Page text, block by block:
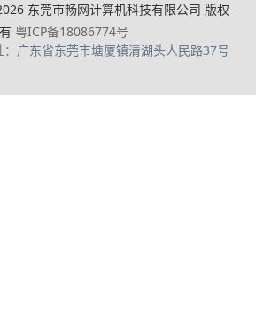
东莞市畅网计算机科技有限公司 版权
粤ICP备18086774号
：广东省东莞市塘厦镇清湖头人民路37号